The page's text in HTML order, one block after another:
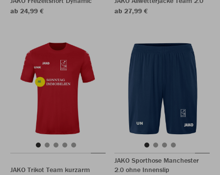
ab 24,99 €
ab 27,99 €
JAKO Trikot Team kurzarm
JAKO Sporthose Manchester
2.0 ohne Innenslip